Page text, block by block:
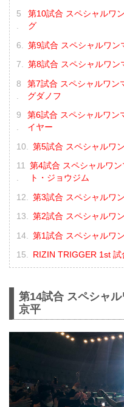
第10試合 スペシャルワ
グ
第9試合 スペシャルワン
第8試合 スペシャルワン
第7試合 スペシャルワン
グダノフ
第6試合 スペシャルワン
イヤー
第5試合 スペシャルワ
第4試合 スペシャルワ
ト・ジョウジム
第3試合 スペシャルワ
第2試合 スペシャルワ
第1試合 スペシャルワ
RIZIN TRIGGER 1st 試
第14試合 スペシャ
京平